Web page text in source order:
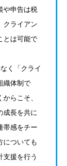
や申告は税
クライアン
とは可能で
く「クライ
織体制で
らこそ、
成長を共に
帯感をチー
についても
支援を行う